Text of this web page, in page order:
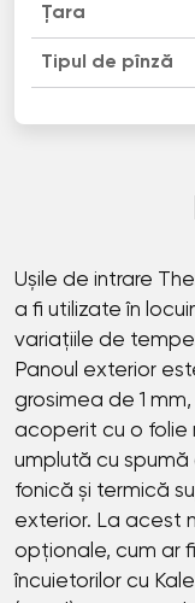
Țara
Tipul de pînză
Ușile de intrare
a fi utilizate în
variațiile de
Panoul exterior
grosimea de 1
acoperit cu o folie
umplută cu
fonică și termică
exterior. La acest
opționale, cum ar
încuietorilor cu